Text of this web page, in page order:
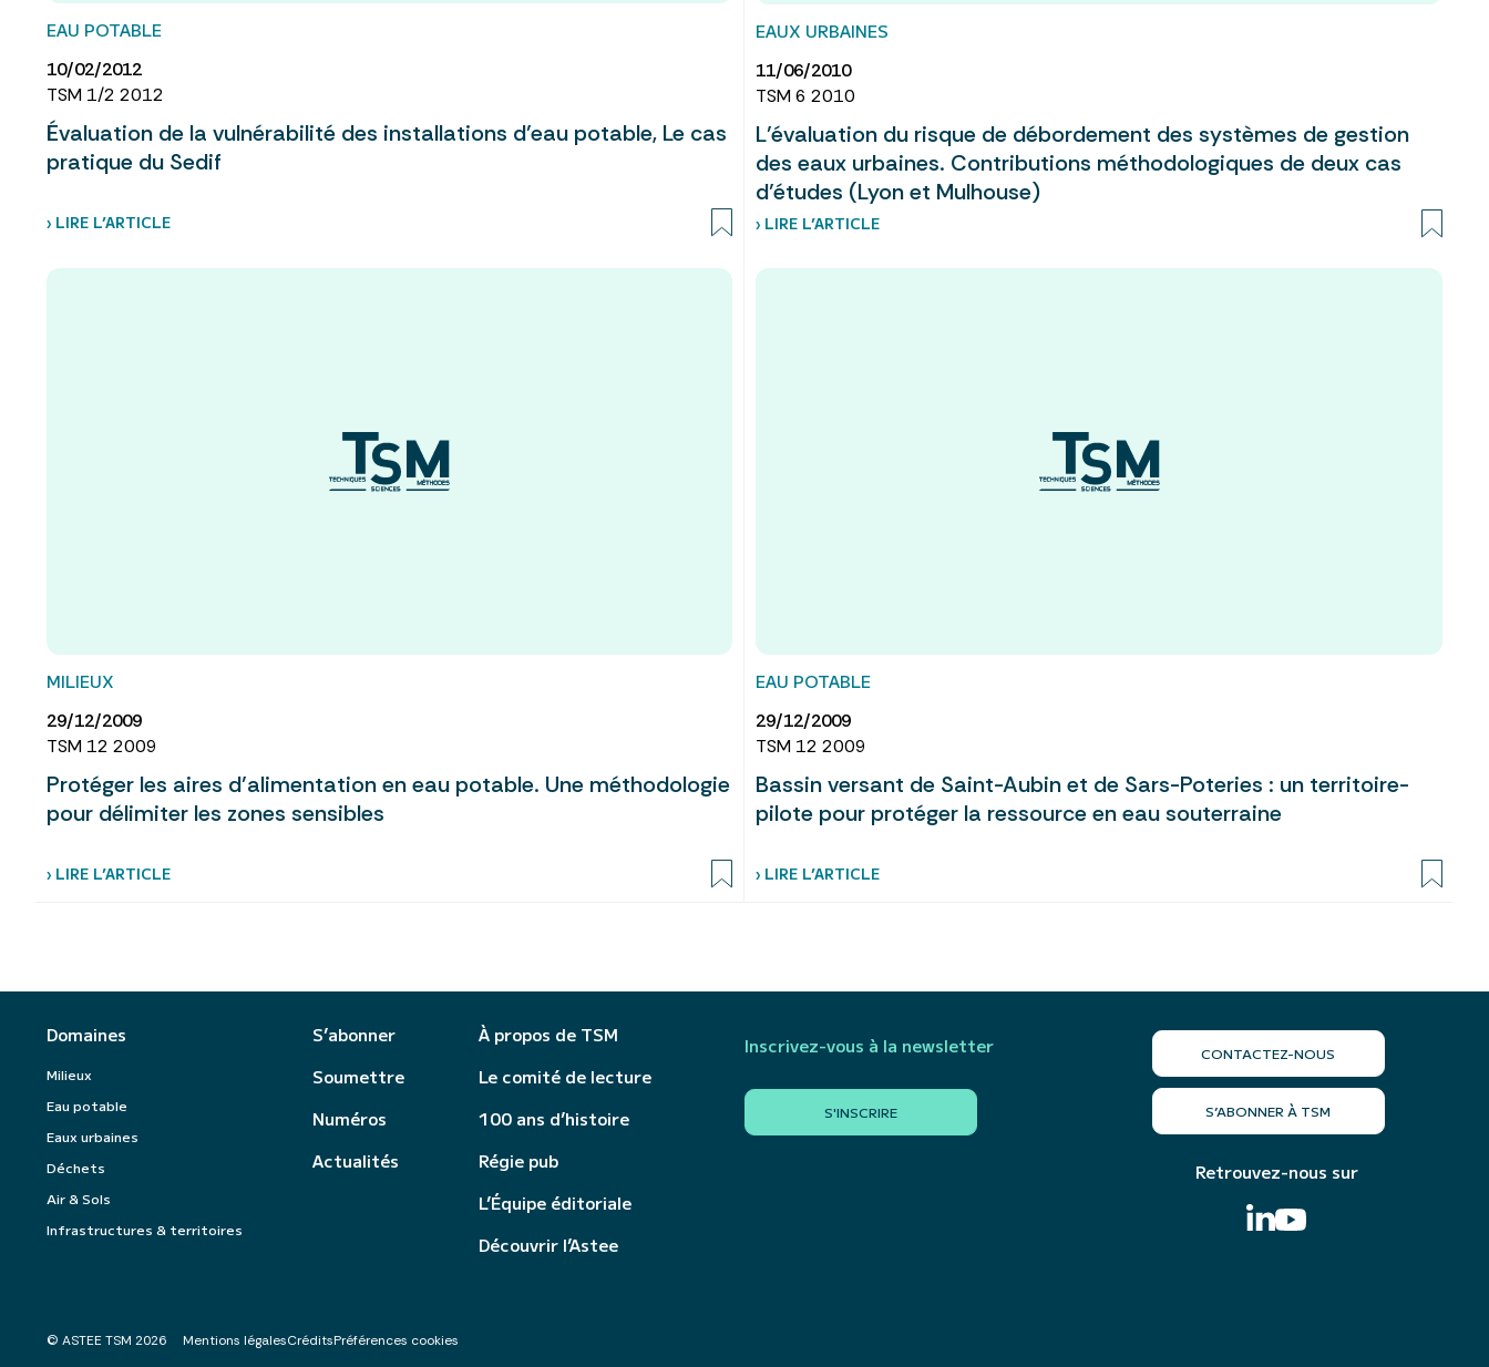
EAU POTABLE
10/02/2012
TSM 1/2 2012
Évaluation de la vulnérabilité des installations d’eau potable, Le cas
pratique du Sedif
› LIRE L’ARTICLE
EAUX URBAINES
11/06/2010
TSM 6 2010
L’évaluation du risque de débordement des systèmes de gestion
des eaux urbaines. Contributions méthodologiques de deux cas
d’études (Lyon et Mulhouse)
› LIRE L’ARTICLE
MILIEUX
29/12/2009
TSM 12 2009
Protéger les aires d’alimentation en eau potable. Une méthodologie
pour délimiter les zones sensibles
› LIRE L’ARTICLE
EAU POTABLE
29/12/2009
TSM 12 2009
Bassin versant de Saint-Aubin et de Sars-Poteries : un territoire-
pilote pour protéger la ressource en eau souterraine
› LIRE L’ARTICLE
Domaines
Milieux
Eau potable
Eaux urbaines
Déchets
Air & Sols
Infrastructures & territoires
S’abonner
Soumettre
Numéros
Actualités
À propos de TSM
Le comité de lecture
100 ans d’histoire
Régie pub
L’Équipe éditoriale
Découvrir l’Astee
Inscrivez-vous à la newsletter
S'INSCRIRE
CONTACTEZ-NOUS
S’ABONNER À TSM
Retrouvez-nous sur
© ASTEE TSM 2026 Mentions légalesCréditsPréférences cookies